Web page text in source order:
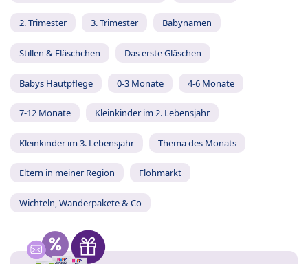
2. Trimester 3. Trimester Babynamen
Stillen & Fläschchen Das erste Gläschen
Babys Hautpflege 0-3 Monate 4-6 Monate
7-12 Monate Kleinkinder im 2. Lebensjahr
Kleinkinder im 3. Lebensjahr Thema des Monats
Eltern in meiner Region Flohmarkt
Wichteln, Wanderpakete & Co